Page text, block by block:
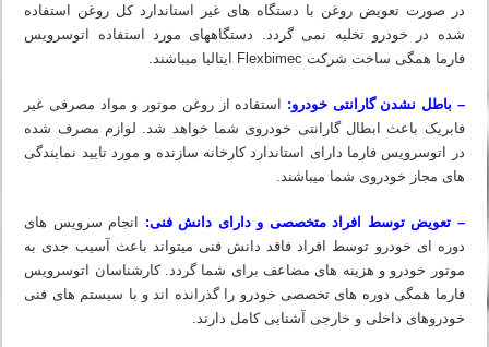
در صورت تعویض روغن با دستگاه های غیر استاندارد کل روغن استفاده
شده در خودرو تخلیه نمی گردد. دستگاه‏های مورد استفاده اتوسرویس
فارما همگی ساخت شرکت Flexbimec ایتالیا میباشند.
– باطل نشدن گارانتی خودرو: استفاده از روغن موتور و مواد مصرفی غیر
فابریک باعث ابطال گارانتی خودروی شما خواهد شد. لوازم مصرف شده
در اتوسرویس فارما دارای استاندارد کارخانه سازنده و مورد تایید نمایندگی
های مجاز خودروی شما میباشند.
– تعویض توسط افراد متخصصی و دارای دانش فنی: انجام سرویس های
دوره ای خودرو توسط افراد فاقد دانش فنی میتواند باعث آسیب جدی به
موتور خودرو و هزینه های مضاعف برای شما گردد. کارشناسان اتوسرویس
فارما همگی دوره های تخصصی خودرو را گذرانده اند و با سیستم های فنی
خودروهای داخلی و خارجی آشنایی کامل دارند.